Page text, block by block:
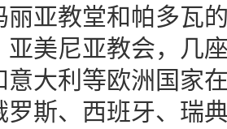
丽亚教堂和帕多瓦
亚美尼亚教会，几
意大利等欧洲国家
罗斯、西班牙、瑞